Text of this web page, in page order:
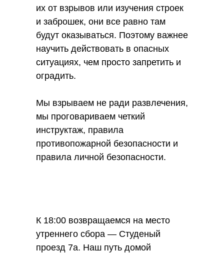
Смотреть оригинал материала
Репортаж ко дню отца на России 24
их от взрывов или изучения строек
и заброшек, они все равно там
будут оказываться. Поэтому важнее
научить действовать в опасных
ситуациях, чем просто запретить и
оградить.
Мы взрываем не ради развлечения,
мы проговариваем четкий
инструктаж, правила
противопожарной безопасности и
правила личной безопасности.
К 18:00 возвращаемся на место
утреннего сбора — Студеный
проезд 7а. Наш путь домой